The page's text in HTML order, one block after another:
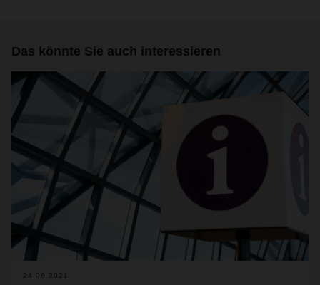
Das könnte Sie auch interessieren
24.06.2021